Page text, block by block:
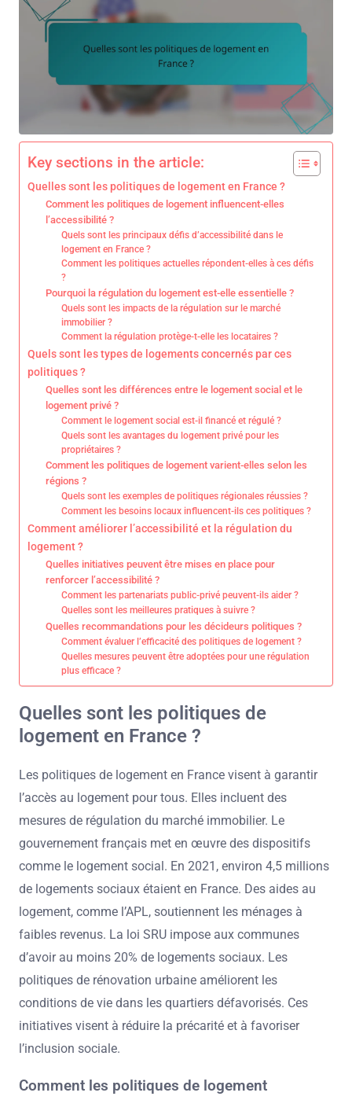
Key sections in the article:
Quelles sont les politiques de logement en France ?
Comment les politiques de logement influencent-elles
l’accessibilité ?
Quels sont les principaux défis d’accessibilité dans le
logement en France ?
Comment les politiques actuelles répondent-elles à ces défis
?
Pourquoi la régulation du logement est-elle essentielle ?
Quels sont les impacts de la régulation sur le marché
immobilier ?
Comment la régulation protège-t-elle les locataires ?
Quels sont les types de logements concernés par ces
politiques ?
Quelles sont les différences entre le logement social et le
logement privé ?
Comment le logement social est-il financé et régulé ?
Quels sont les avantages du logement privé pour les
propriétaires ?
Comment les politiques de logement varient-elles selon les
régions ?
Quels sont les exemples de politiques régionales réussies ?
Comment les besoins locaux influencent-ils ces politiques ?
Comment améliorer l’accessibilité et la régulation du
logement ?
Quelles initiatives peuvent être mises en place pour
renforcer l’accessibilité ?
Comment les partenariats public-privé peuvent-ils aider ?
Quelles sont les meilleures pratiques à suivre ?
Quelles recommandations pour les décideurs politiques ?
Comment évaluer l’efficacité des politiques de logement ?
Quelles mesures peuvent être adoptées pour une régulation
plus efficace ?
Quelles sont les politiques de
logement en France ?
Les politiques de logement en France visent à garantir
l’accès au logement pour tous. Elles incluent des
mesures de régulation du marché immobilier. Le
gouvernement français met en œuvre des dispositifs
comme le logement social. En 2021, environ 4,5 millions
de logements sociaux étaient en France. Des aides au
logement, comme l’APL, soutiennent les ménages à
faibles revenus. La loi SRU impose aux communes
d’avoir au moins 20% de logements sociaux. Les
politiques de rénovation urbaine améliorent les
conditions de vie dans les quartiers défavorisés. Ces
initiatives visent à réduire la précarité et à favoriser
l’inclusion sociale.
Comment les politiques de logement